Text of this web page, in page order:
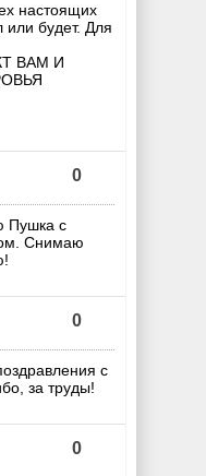
настоящих
или будет. Для
ВАМ И
0
Пушка с
Снимаю
0
с
за труды!
0